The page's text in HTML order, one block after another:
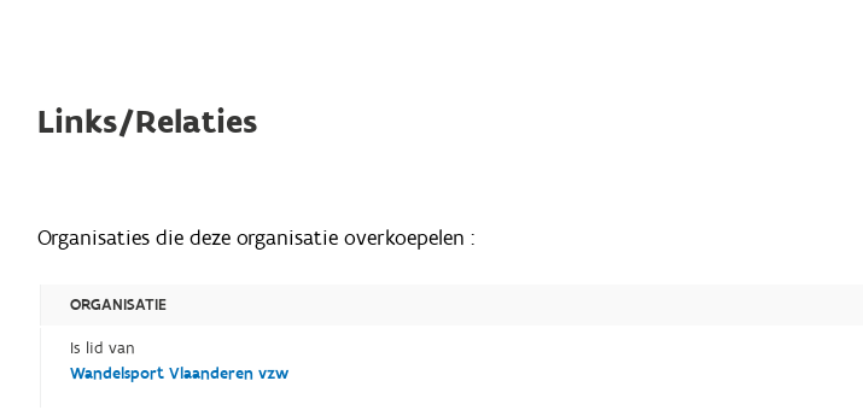
Links/Relaties
Organisaties die deze organisatie overkoepelen :
ORGANISATIE
Is lid van
Wandelsport Vlaanderen vzw